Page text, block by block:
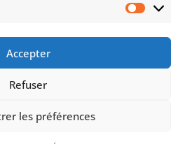
Accepter
Refuser
les préférences
Contactez-Nous
de cookies (UE)